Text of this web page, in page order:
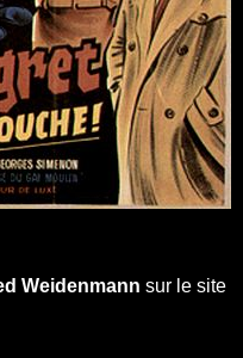
Weidenmann sur le site